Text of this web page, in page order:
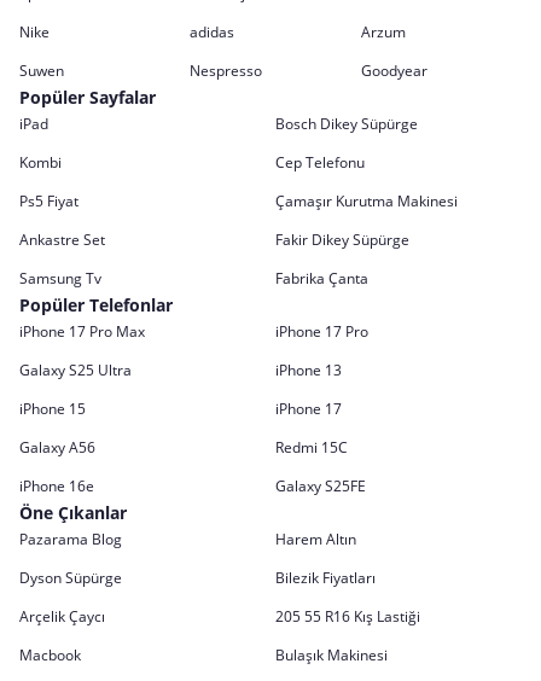
Nike
adidas
Arzum
Suwen
Nespresso Goodyear
Popüler Sayfalar
iPad
Bosch Dikey Süpürge
Kombi
Cep Telefonu
Ps5 Fiyat
Çamaşır Kurutma Makinesi
Ankastre Set
Fakir Dikey Süpürge
Samsung Tv
Fabrika Çanta
Popüler Telefonlar
iPhone 17 Pro Max
iPhone 17 Pro
Galaxy S25 Ultra
iPhone 13
iPhone 15
iPhone 17
Galaxy A56
Redmi 15C
iPhone 16e
Galaxy S25FE
Öne Çıkanlar
Pazarama Blog
Harem Altın
Dyson Süpürge
Bilezik Fiyatları
Arçelik Çaycı
205 55 R16 Kış Lastiği
Macbook
Bulaşık Makinesi